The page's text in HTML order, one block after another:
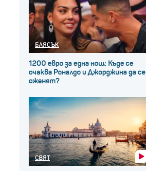
БЛЯСЪК
1200 евро за една нощ: Къде се
очаква Роналдо и Джорджина да се
оженят?
СВЯТ